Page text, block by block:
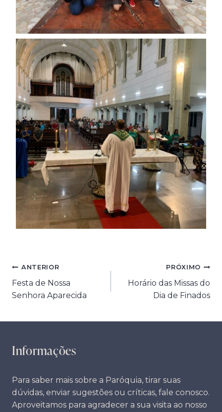
Navegação
de
ANTERIOR
Festa de Nossa
Senhora Aparecida
PRÓXIMO
Horário das Missas do
Dia de Finados
Informações
Para saber mais sobre a Paróquia, tirar suas
dúvidas, enviar sugestões ou críticas, fale conosco.
Aproveitamos para agradecer a sua visita ao nosso